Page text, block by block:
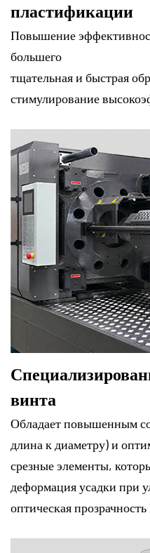
пластификации
Повышение
большего
тщательная и быстрая
стимулирование
винта
Обладает повышенным
длина к диаметру) и
срезные элементы,
деформация усадки при
оптическая